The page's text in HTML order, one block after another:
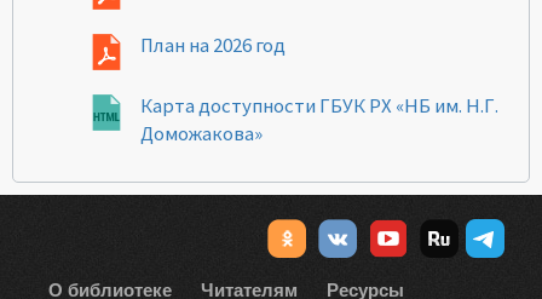
План на 2026 год
Карта доступности ГБУК РХ «НБ им. Н.Г.
Доможакова»
О библиотеке Читателям
Ресурсы